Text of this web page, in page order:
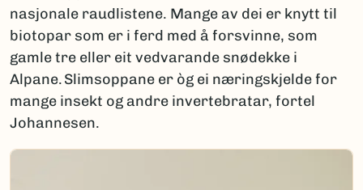
nasjonale raudlistene. Mange av dei er knytt til
biotopar som er i ferd med å forsvinne, som
gamle tre eller eit vedvarande snødekke i
Alpane. Slimsoppane er òg ei næringskjelde for
mange insekt og andre invertebratar, fortel
Johannesen.